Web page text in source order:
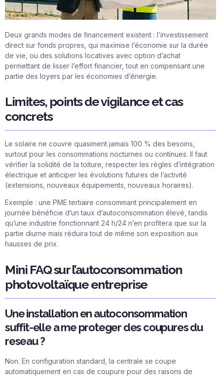
Deux grands modes de financement existent : l’investissement
direct sur fonds propres, qui maximise l’économie sur la durée
de vie, ou des solutions locatives avec option d’achat
permettant de lisser l’effort financier, tout en compensant une
partie des loyers par les économies d’énergie.
Limites, points de vigilance et cas
concrets
Le solaire ne couvre quasiment jamais 100 % des besoins,
surtout pour les consommations nocturnes ou continues. Il faut
vérifier la solidité de la toiture, respecter les règles d’intégration
électrique et anticiper les évolutions futures de l’activité
(extensions, nouveaux équipements, nouveaux horaires).
Exemple : une PME tertiaire consommant principalement en
journée bénéficie d’un taux d’autoconsommation élevé, tandis
qu’une industrie fonctionnant 24 h/24 n’en profitera que sur la
partie diurne mais réduira tout de même son exposition aux
hausses de prix.
Mini FAQ sur l’autoconsommation
photovoltaïque entreprise
Une installation en autoconsommation
suffit-elle a me proteger des coupures du
reseau ?
Non. En configuration standard, la centrale se coupe
automatiquement en cas de coupure pour des raisons de